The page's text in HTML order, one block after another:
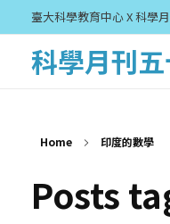
臺大科學教育中心 X 科學
科學月刊
Home 印度的數學
Posts